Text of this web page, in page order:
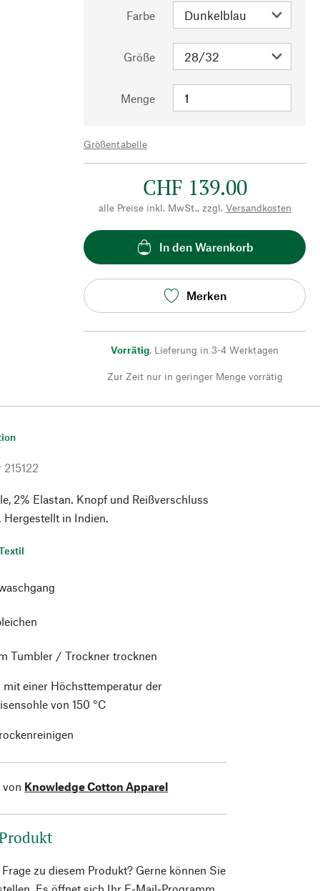
Farbe
Größe
Menge
Größentabelle
CHF 139.00
alle Preise inkl. MwSt., zzgl. Versandkosten
In den Warenkorb
Merken
Vorrätig, Lieferung in 3-4 Werktagen
Zur Zeit nur in geringer Menge vorrätig
215122
2% Elastan. Knopf und Reißverschluss
Hergestellt in Indien.
Tumbler / Trockner trocknen
mit einer Höchsttemperatur der
von 150 °C
von Knowledge Cotton Apparel
zu diesem Produkt? Gerne können Sie